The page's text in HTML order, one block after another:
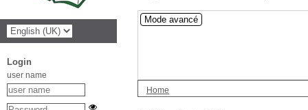
Mode avancé
Home
Login
user name